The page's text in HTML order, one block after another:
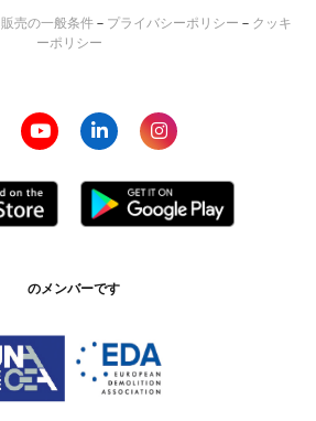
販売の一般条件– プライバシーポリシー – クッキ
ーポリシー
のメンバーです